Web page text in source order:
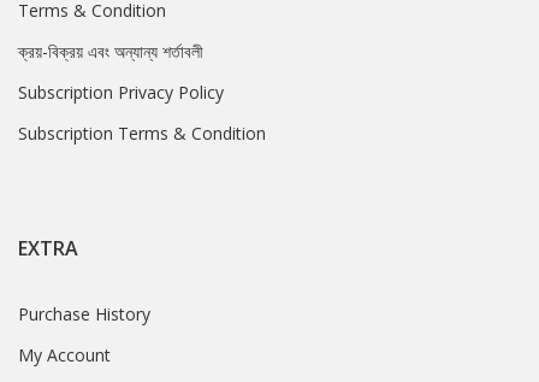
Terms & Condition
ক্রয়-বিক্রয় এবং অন্যান্য শর্তাবলী
Subscription Privacy Policy
Subscription Terms & Condition
EXTRA
Purchase History
My Account